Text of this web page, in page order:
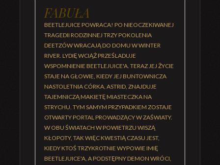
FABUŁA
BEETLEJUICE POWRACA! PO NIEOCZEKIWANEJ
TRAGEDII RODZINNEJ TRZY POKOLENIA
DEETZÓW WRACAJĄ DO DOMU W WINTER
RIVER. LYDIĘ WCIĄŻ PRZEŚLADUJE
WSPOMNIENIE BEETLEJUICE'A. TERAZ JEJ ŻYCIE
STAJE NA GŁOWIE, KIEDY JEJ BUNTOWNICZA
NASTOLETNIA CÓRKA, ASTRID, ZNAJDUJE
TAJEMNICZĄ MAKIETĘ MIASTECZKA NA
STRYCHU. TYM SAMYM PRZYPADKIEM ZOSTAJE
OTWARTY PORTAL PROWADZĄCY W ZAŚWIATY.
W OBU ŚWIATACH W POWIETRZU WISZĄ
KŁOPOTY, TAK WIĘC KWESTIĄ CZASU JEST,
KIEDY KTOŚ TRZYKROTNIE WYPOWIE IMIĘ
BEETLEJUICE'A, A PODSTĘPNY DEMON WRÓCI,